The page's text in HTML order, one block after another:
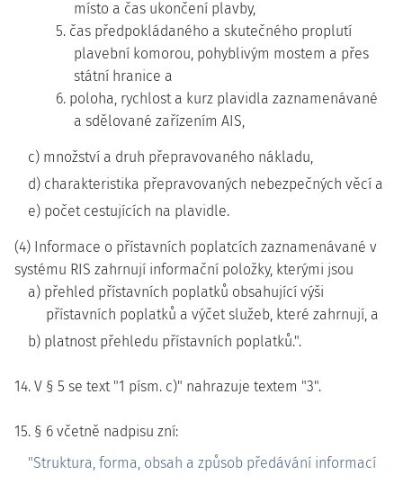
místo a čas ukončení plavby,
5. čas předpokládaného a skutečného proplutí
plavební komorou, pohyblivým mostem a přes
státní hranice a
6. poloha, rychlost a kurz plavidla zaznamenávané
a sdělované zařízením AIS,
c) množství a druh přepravovaného nákladu,
d) charakteristika přepravovaných nebezpečných věcí a
e) počet cestujících na plavidle.
(4) Informace o přístavních poplatcích zaznamenávané v
systému RIS zahrnují informační položky, kterými jsou
a) přehled přístavních poplatků obsahující výši
přístavních poplatků a výčet služeb, které zahrnují, a
b) platnost přehledu přístavních poplatků.".
14. V § 5 se text "1 písm. c)" nahrazuje textem "3".
15. § 6 včetně nadpisu zní:
"Struktura, forma, obsah a způsob předávání informací